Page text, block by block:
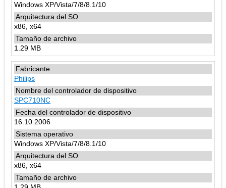
Windows XP/Vista/7/8/8.1/10
x86, x64
1.29 MB
Philips
SPC710NC
16.10.2006
Windows XP/Vista/7/8/8.1/10
x86, x64